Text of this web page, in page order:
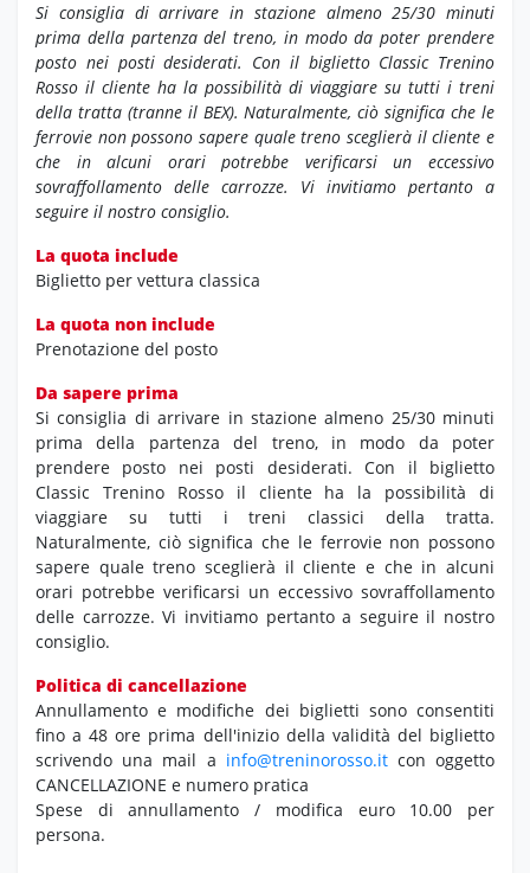
Si consiglia di arrivare in stazione almeno 25/30 minuti
prima della partenza del treno, in modo da poter prendere
posto nei posti desiderati. Con il biglietto Classic Trenino
Rosso il cliente ha la possibilità di viaggiare su tutti i treni
della tratta (tranne il BEX). Naturalmente, ciò significa che le
ferrovie non possono sapere quale treno sceglierà il cliente e
che in alcuni orari potrebbe verificarsi un eccessivo
sovraffollamento delle carrozze. Vi invitiamo pertanto a
seguire il nostro consiglio.
La quota include
Biglietto per vettura classica
La quota non include
Prenotazione del posto
Da sapere prima
Si consiglia di arrivare in stazione almeno 25/30 minuti
prima della partenza del treno, in modo da poter
prendere posto nei posti desiderati. Con il biglietto
Classic Trenino Rosso il cliente ha la possibilità di
viaggiare su tutti i treni classici della tratta.
Naturalmente, ciò significa che le ferrovie non possono
sapere quale treno sceglierà il cliente e che in alcuni
orari potrebbe verificarsi un eccessivo sovraffollamento
delle carrozze. Vi invitiamo pertanto a seguire il nostro
consiglio.
Politica di cancellazione
Annullamento e modifiche dei biglietti sono consentiti
fino a 48 ore prima dell'inizio della validità del biglietto
scrivendo una mail a info@treninorosso.itcon oggetto
CANCELLAZIONE e numero pratica
Spese di annullamento / modifica euro 10.00 per
persona.